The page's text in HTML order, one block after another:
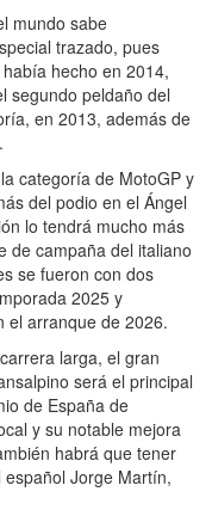
mundo sabe
trazado, pues
hecho en 2014,
segundo peldaño del
en 2013, además de
categoría de MotoGP y
del podio en el Ángel
lo tendrá mucho más
de campaña del italiano
se fueron con dos
2025 y
el arranque de 2026.
larga, el gran
será el principal
de España de
y su notable mejora
habrá que tener
Jorge Martín,